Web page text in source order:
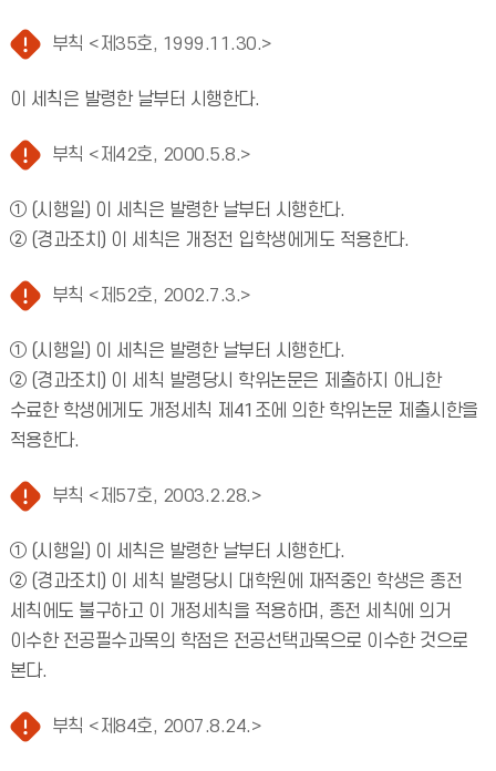
부칙 <제35호, 1999.11.30.>
이 세칙은 발령한 날부터 시행한다.
부칙 <제42호, 2000.5.8.>
① (시행일) 이 세칙은 발령한 날부터 시행한다.
② (경과조치) 이 세칙은 개정전 입학생에게도 적용한다.
부칙 <제52호, 2002.7.3.>
① (시행일) 이 세칙은 발령한 날부터 시행한다.
② (경과조치) 이 세칙 발령당시 학위논문은 제출하지 아니한
수료한 학생에게도 개정세칙 제41조에 의한 학위논문 제출시한을
적용한다.
부칙 <제57호, 2003.2.28.>
① (시행일) 이 세칙은 발령한 날부터 시행한다.
② (경과조치) 이 세칙 발령당시 대학원에 재적중인 학생은 종전
세칙에도 불구하고 이 개정세칙을 적용하며, 종전 세칙에 의거
이수한 전공필수과목의 학점은 전공선택과목으로 이수한 것으로
본다.
부칙 <제84호, 2007.8.24.>